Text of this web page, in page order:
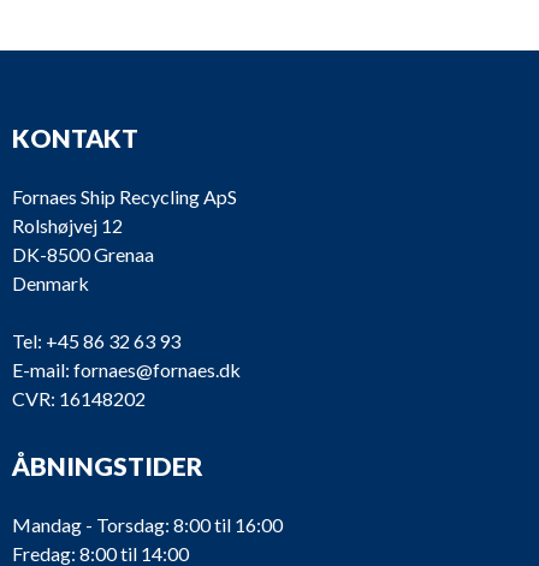
KONTAKT
Fornaes Ship Recycling ApS
Rolshøjvej 12
DK-8500 Grenaa
Denmark
Tel: +45 86 32 63 93
E-mail: fornaes@fornaes.dk
CVR: 16148202
ÅBNINGSTIDER
Mandag - Torsdag: 8:00 til 16:00
Fredag: 8:00 til 14:00